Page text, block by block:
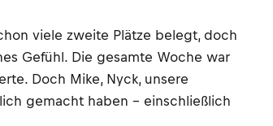
viele zweite Plätze belegt, doch
Gefühl. Die gesamte Woche war
Doch Mike, Nyck, unsere
gemacht haben – einschließlich